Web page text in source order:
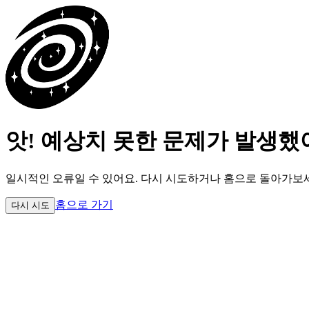
앗! 예상치 못한 문제가 발생했
일시적인 오류일 수 있어요. 다시 시도하거나 홈으로 돌아가보
다시 시도 홈으로 가기